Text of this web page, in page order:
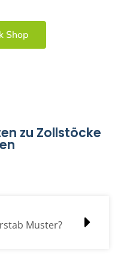
Shop
zu Zollstöcke
Muster?